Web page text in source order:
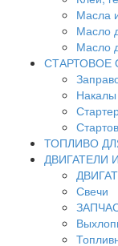
Масла
Масло
Масло
СТАРТОВОЕ
Накалы
ТОПЛИВО
ДВИГАТЕЛИ
Свечи